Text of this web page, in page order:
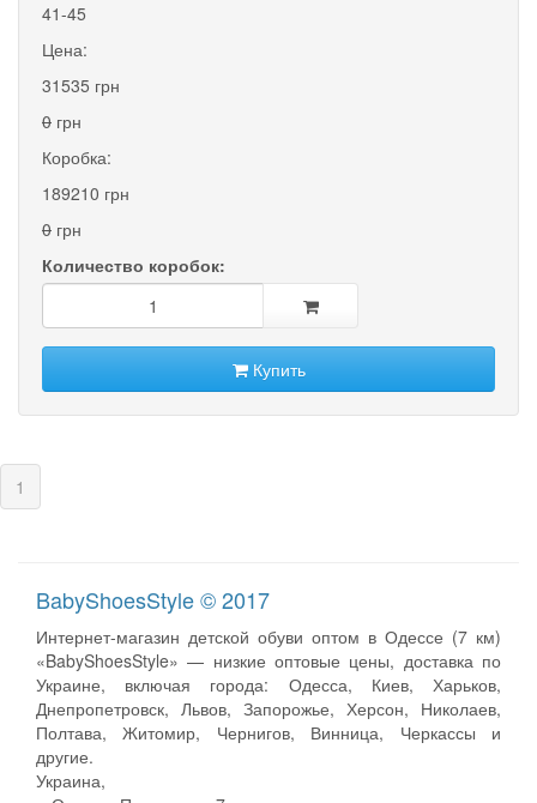
41-45
Цена:
31535 грн
0 грн
Коробка:
189210 грн
0 грн
Количество коробок:
Купить
1
BabyShoesStyle © 2017
Интернет-магазин детской обуви оптом в Одессе (7 км)
«BabyShoesStyle» — низкие оптовые цены, доставка по
Украине, включая города: Одесса, Киев, Харьков,
Днепропетровск, Львов, Запорожье, Херсон, Николаев,
Полтава, Житомир, Чернигов, Винница, Черкассы и
другие.
Украина,